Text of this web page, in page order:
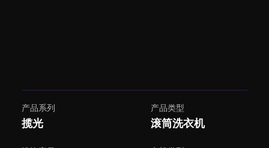
产品系列
揽光
产品类型
滚筒洗衣机